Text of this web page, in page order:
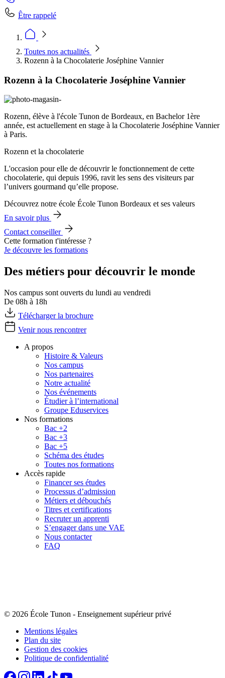
Être rappelé
Toutes nos actualités
Rozenn à la Chocolaterie Joséphine Vannier
Rozenn à la Chocolaterie Joséphine Vannier
Rozenn, élève à l'école Tunon de Bordeaux, en Bachelor 1ère
année, est actuellement en stage à la Chocolaterie Joséphine Vannier
à Paris.
Rozenn et la chocolaterie
L'occasion pour elle de découvrir le fonctionnement de cette
chocolaterie, qui depuis 1996, ravit les sens des visiteurs par
l’univers gourmand qu’elle propose.
Découvrez notre école École Tunon Bordeaux et ses valeurs
En savoir plus
Contact conseiller
Cette formation t'intéresse ?
Je découvre les formations
Des métiers pour découvrir le monde
Nos campus sont ouverts du lundi au vendredi
De 08h à 18h
Télécharger la brochure
Venir nous rencontrer
A propos
Histoire & Valeurs
Nos campus
Nos partenaires
Notre actualité
Nos événements
Étudier à l’international
Groupe Eduservices
Nos formations
Bac +2
Bac +3
Bac +5
Schéma des études
Toutes nos formations
Accès rapide
Financer ses études
Processus d’admission
Métiers et débouchés
Titres et certifications
Recruter un apprenti
S’engager dans une VAE
Nous contacter
FAQ
© 2026 École Tunon - Enseignement supérieur privé
Mentions légales
Plan du site
Gestion des cookies
Politique de confidentialité